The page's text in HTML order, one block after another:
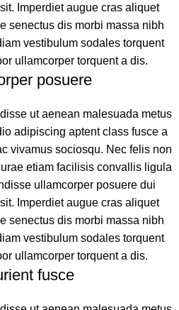
Imperdiet augue cras aliquet
senectus dis morbi massa nibh
vestibulum sodales torquent
ullamcorper torquent a dis.
posuere
ut aenean malesuada metus
adipiscing aptent class fusce a
vivamus sociosqu. Nec felis non
etiam facilisis convallis ligula
ullamcorper posuere dui
Imperdiet augue cras aliquet
senectus dis morbi massa nibh
vestibulum sodales torquent
ullamcorper torquent a dis.
fusce